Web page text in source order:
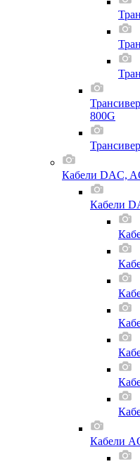
800G
Кабели DAC,
Кабели
Кабели